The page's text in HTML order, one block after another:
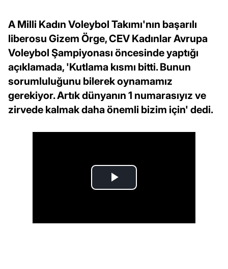
A Milli Kadın Voleybol Takımı'nın başarılı
liberosu Gizem Örge, CEV Kadınlar Avrupa
Voleybol Şampiyonası öncesinde yaptığı
açıklamada, 'Kutlama kısmı bitti. Bunun
sorumluluğunu bilerek oynamamız
gerekiyor. Artık dünyanın 1 numarasıyız ve
zirvede kalmak daha önemli bizim için' dedi.